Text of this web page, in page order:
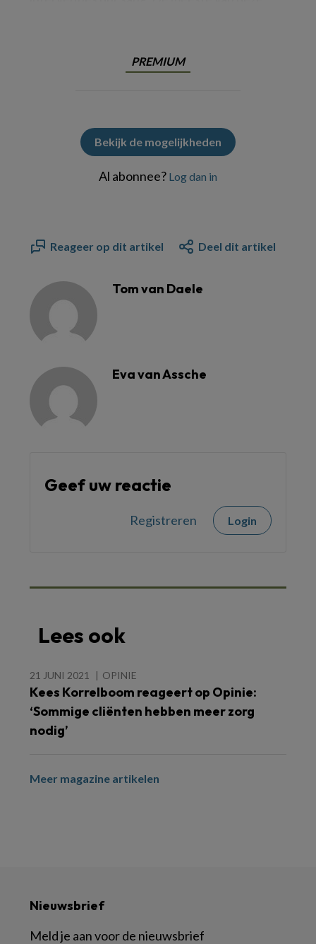
PREMIUM
Bekijk de mogelijkheden
Al abonnee? Log dan in
Reageer op dit artikel Deel dit artikel
Tom van Daele
Eva van Assche
Geef uw reactie
Registreren Login
Lees ook
21 JUNI 2021 OPINIE
Kees Korrelboom reageert op Opinie:
‘Sommige cliënten hebben meer zorg
nodig’
Meer magazine artikelen
Nieuwsbrief
Meld je aan voor de nieuwsbrief